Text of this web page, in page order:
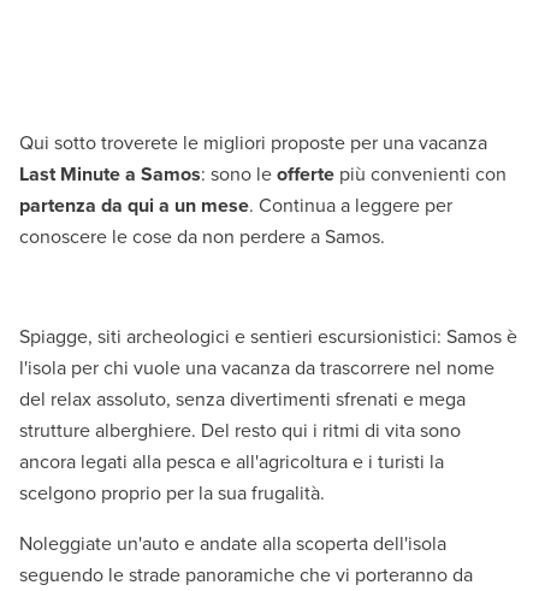
Qui sotto troverete le migliori proposte per una vacanza
Last Minute a Samos: sono leofferte più convenienti con
partenza da qui a un mese. Continua a leggere per
conoscere le cose da non perdere a Samos.
Spiagge, siti archeologici e sentieri escursionistici: Samos è
l'isola per chi vuole una vacanza da trascorrere nel nome
del relax assoluto, senza divertimenti sfrenati e mega
strutture alberghiere. Del resto qui i ritmi di vita sono
ancora legati alla pesca e all'agricoltura e i turisti la
scelgono proprio per la sua frugalità.
Noleggiate un'auto e andate alla scoperta dell'isola
seguendo le strade panoramiche che vi porteranno da